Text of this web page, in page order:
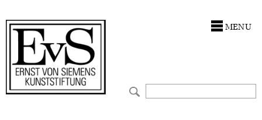
MENU
Förderphilosophie
Gremien
Ankauf
Restaurierungen